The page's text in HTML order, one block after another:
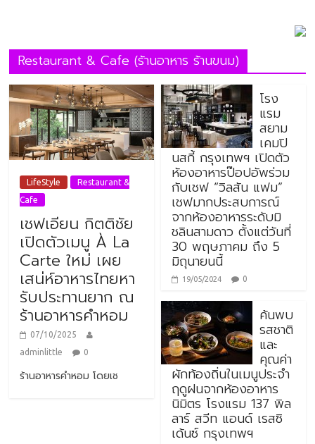
Restaurant & Cafe (ร้านอาหาร ร้านขนม)
LifeStyle
Restaurant &
Cafe
เชฟเอียน กิตติชัย
เปิดตัวเมนู À La
Carte ใหม่ เผย
เสน่ห์อาหารไทยหา
รับประทานยาก ณ
ร้านอาหารคำหอม
07/10/2025
adminlittle
0
ร้านอาหารคำหอม โดยเช
โรง
แรม
สยาม
เคมปิ
นสกี้ กรุงเทพฯ เปิดตัว
ห้องอาหารป๊อปอัพร่วม
กับเชฟ “วิลสัน แฟม”
เชฟมากประสบการณ์
จากห้องอาหารระดับมิ
ชลินสามดาว ตั้งแต่วันที่
30 พฤษภาคม ถึง 5
มิถุนายนนี้
19/05/2024 0
ค้นพบ
รสชาติ
และ
คุณค่า
ผักท้องถิ่นในเมนูประจำ
ฤดูฝนจากห้องอาหาร
นิมิตร โรงแรม 137 พิล
ลาร์ สวีท แอนด์ เรสซิ
เด้นซ์ กรุงเทพฯ